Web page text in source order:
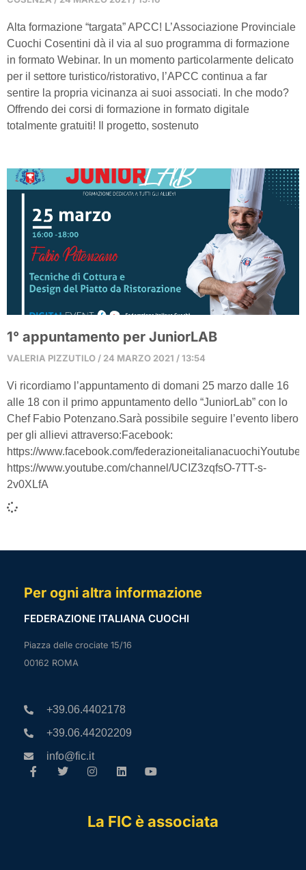
Alta formazione “targata” APCC! L’Associazione Provinciale
Cuochi Cosentini dà il via al suo programma di formazione
in formato Webinar. In un momento particolarmente delicato
per il settore turistico/ristorativo, l’APCC continua a far
sentire la propria vicinanza ai suoi associati. In che modo?
Offrendo dei corsi di formazione in formato digitale
totalmente gratuiti! Il progetto, sostenuto
1° appuntamento per JuniorLAB
VALERIA PIZZUTILO 24 MARZO 2021 13:54
Vi ricordiamo l’appuntamento di domani 25 marzo dalle 16
alle 18 con il primo appuntamento dello “JuniorLab” con lo
Chef Fabio Potenzano.Sarà possibile seguire l’evento libero
per gli allievi attraverso:Facebook:
https://www.facebook.com/federazioneitalianacuochiYoutube:
https://www.youtube.com/channel/UCIZ3zqfsO-7TT-s-
2v0XLfA
Per ogni altra informazione
FEDERAZIONE ITALIANA CUOCHI
Piazza delle crociate 15/16
00162 ROMA
+39.06.4402178
+39.06.44202209
info@fic.it
La FIC è associata